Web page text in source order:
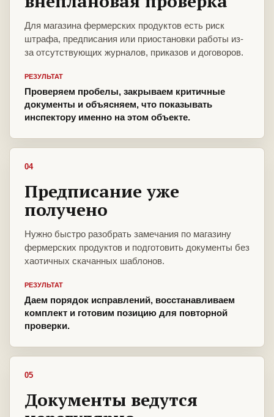
Для магазина фермерских продуктов есть риск
штрафа, предписания или приостановки работы из-
за отсутствующих журналов, приказов и договоров.
РЕЗУЛЬТАТ
Проверяем пробелы, закрываем критичные
документы и объясняем, что показывать
инспектору именно на этом объекте.
04
Предписание уже
получено
Нужно быстро разобрать замечания по магазину
фермерских продуктов и подготовить документы без
хаотичных скачанных шаблонов.
РЕЗУЛЬТАТ
Даем порядок исправлений, восстанавливаем
комплект и готовим позицию для повторной
проверки.
05
Документы ведутся